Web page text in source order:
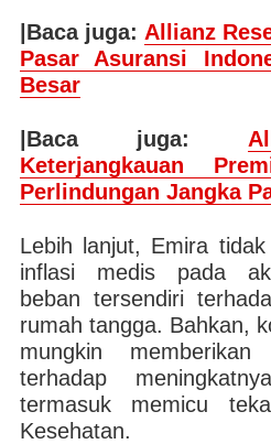
|Baca juga: Allianz
Pasar Asuransi
Besar
|Baca juga:
Keterjangkauan
Perlindungan Jangka
Lebih lanjut, Emira
inflasi medis pada
beban tersendiri
rumah tangga. Bahkan,
mungkin
terhadap
termasuk memicu
Kesehatan.